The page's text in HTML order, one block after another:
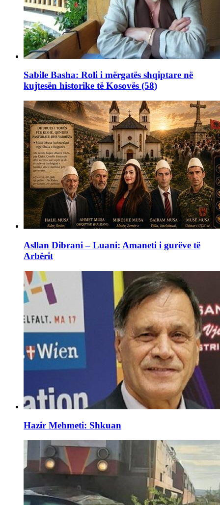
Sabile Basha: Roli i mërgatës shqiptare në
kujtesën historike të Kosovës (58)
Asllan Dibrani – Luani: Amaneti i gurëve të
Arbërit
Hazir Mehmeti: Shkuan